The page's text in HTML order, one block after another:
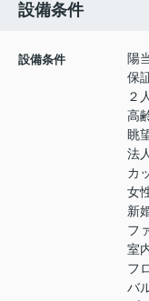
設備条件
設備条件
陽
保
２
高
眺
法
カ
女
新
フ
室
フ
バ